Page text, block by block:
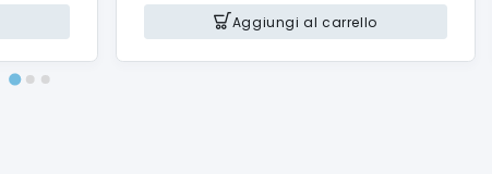
Aggiungi al carrello